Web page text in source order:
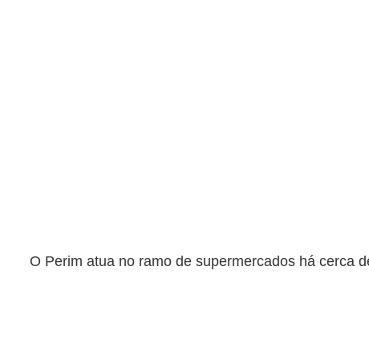
O Perim atua no ramo de supermercados há cerca